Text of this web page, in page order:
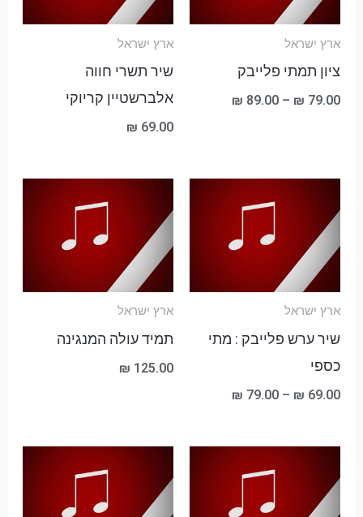
ארץ ישראל
ציון תמתי פלייבק
₪ 79.00
–
₪ 89.00
ארץ ישראל
שיר תשרי חווה
אלברשטיין קריוקי
₪ 69.00
ארץ ישראל
שיר ערש פלייבק : מתי
כספי
₪ 69.00
–
₪ 79.00
עד
⁦₪ 79.00⁩
ארץ ישראל
תמיד עולה המנגינה
₪ 125.00
עד